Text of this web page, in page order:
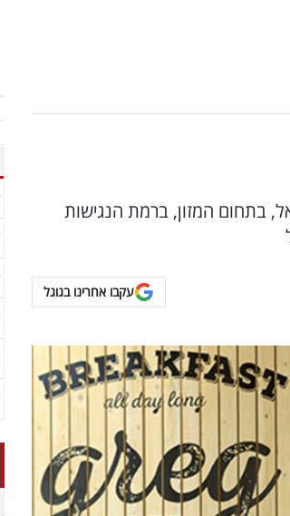
בתחום המזון, ברמת הנגישות
עקבו אחרינו בגוגל